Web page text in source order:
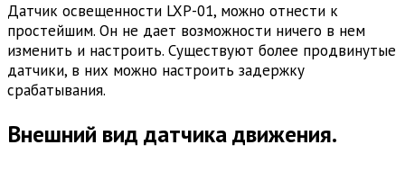
Датчик освещенности LXP-01, можно отнести к
простейшим. Он не дает возможности ничего в нем
изменить и настроить. Существуют более продвинутые
датчики, в них можно настроить задержку
срабатывания.
Внешний вид датчика движения.